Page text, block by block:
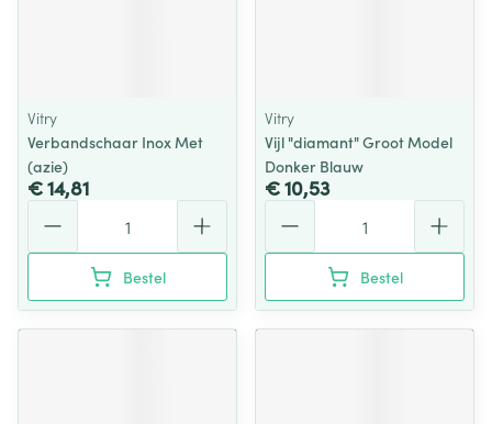
Vitry
Verbandschaar Inox Met
(azie)
€ 14,81
Bestel
Vitry
Vijl "diamant" Groot Model
Donker Blauw
€ 10,53
Bestel